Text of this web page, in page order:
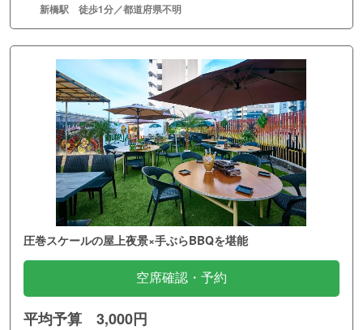
新橋駅 徒歩1分／都道府県不明
圧巻スケールの屋上夜景×手ぶらBBQを堪能
空席確認・予約
平均予算 3,000円